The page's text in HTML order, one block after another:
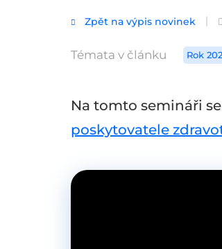
Zpět na výpis novinek
Témata v článku Rok
Na tomto semináři
poskytovatele